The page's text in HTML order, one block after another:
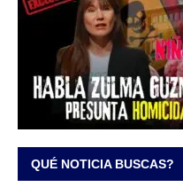
QUÉ NOTICIA BUSCAS?